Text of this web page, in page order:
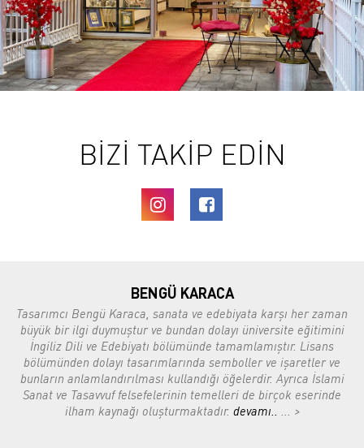
BİZİ TAKİP EDİN
BENGÜ KARACA
Tasarımcı Bengü Karaca, sanata ve edebiyata karşı her zaman
büyük bir ilgi duymuştur ve bundan dolayı üniversite eğitimini
İngiliz Dili ve Edebiyatı bölümünde tamamlamıştır. Lisans
bölümünden dolayı tasarımlarında semboller ve işaretler ve
bunların anlamlandırılması kullandığı öğelerdir. Ayrıca İslami
Sanat ve Tasavvuf felsefelerinin temelleri de birçok eserinde
ilham kaynağı oluşturmaktadır. devamı.. ... >